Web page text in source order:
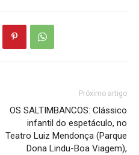
Próximo artigo
OS SALTIMBANCOS: Clássico
infantil do espetáculo, no
Teatro Luiz Mendonça (Parque
Dona Lindu-Boa Viagem),